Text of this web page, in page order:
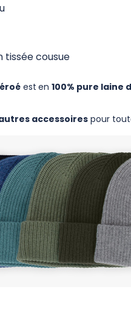
tissée cousue
est en 100% pure laine
accessoires pour